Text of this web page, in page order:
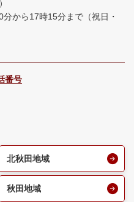
分から17時15分まで （祝日・
番号
北秋田地域
秋田地域